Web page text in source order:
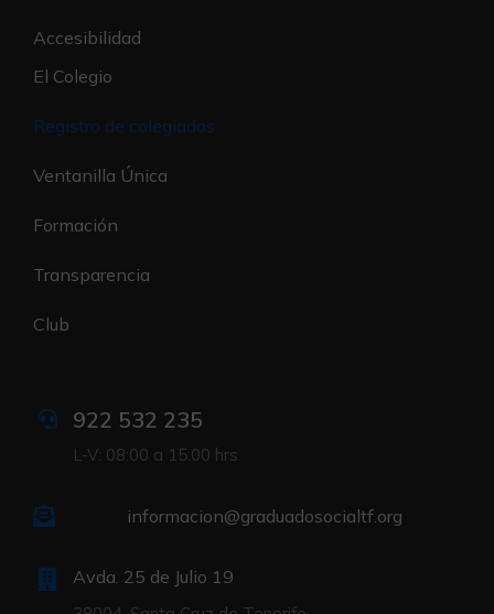
Accesibilidad
El Colegio
Registro de colegiados
Ventanilla Única
Formación
Transparencia
Club
922 532 235
L-V: 08:00 a 15:00 hrs
informacion@graduadosocialtf.org
Avda. 25 de Julio 19